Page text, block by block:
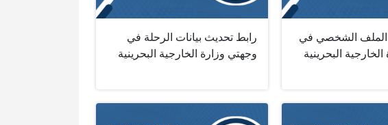
الملف الشخصي في
البحرينية
رابط تحديث بيانات الرحلة في
وجهتي وزارة الخارجية البحرينية